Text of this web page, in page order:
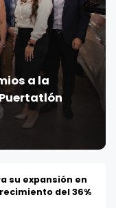
a la
su expansión en
del 36%